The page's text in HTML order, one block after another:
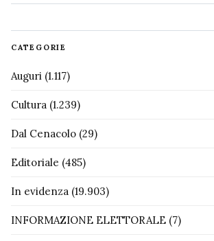
CATEGORIE
Auguri (1.117)
Cultura (1.239)
Dal Cenacolo (29)
Editoriale (485)
In evidenza (19.903)
INFORMAZIONE ELETTORALE (7)